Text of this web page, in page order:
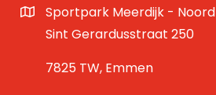
Sportpark Meerdijk - Noord
Sint Gerardusstraat 250
7825 TW, Emmen